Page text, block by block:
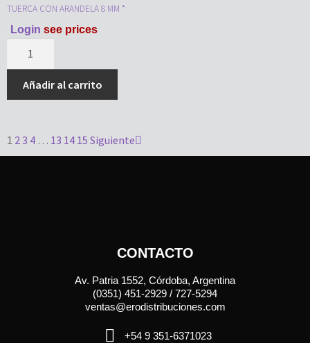
TUERCA CON ARANDELA 8 MM *
Login see prices
Añadir al carrito
1 2 3 4 … 13 14 15 Siguiente
CONTACTO
Av. Patria 1552, Córdoba, Argentina
(0351) 451-2929 / 727-5294
ventas@erodistribuciones.com
+54 9 351-6371023